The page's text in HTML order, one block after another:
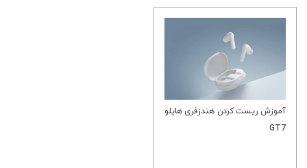
آموزش ریست کردن هندزفری هایلو
GT7